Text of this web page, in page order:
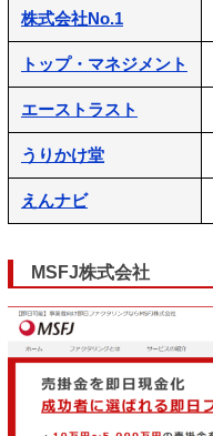
株式会社No.1
トップ・マネジメント
エーストラスト
うりかけ堂
えんナビ
MSFJ株式会社